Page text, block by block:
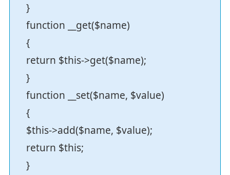
}
function __get($name)
{
return $this->get($name);
}
function __set($name, $value)
{
$this->add($name, $value);
return $this;
}